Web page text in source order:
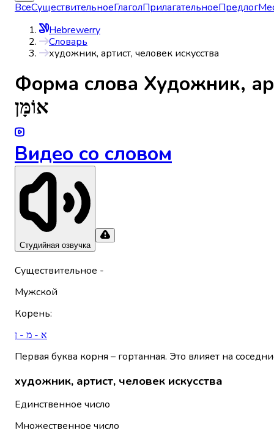
ВсеСуществительноеГлаголПрилагательноеПредлог
Hebrewerry
Словарь
художник, артист, человек искусства
Форма слова Художник,
אוֹמָּן
Видео со словом
Студийная озвучка
Существительное -
Мужской
Корень:
א - מ - ן
Первая буква корня – гортанная. Это влияет на
художник, артист, человек искусства
Единственное число
Множественное число